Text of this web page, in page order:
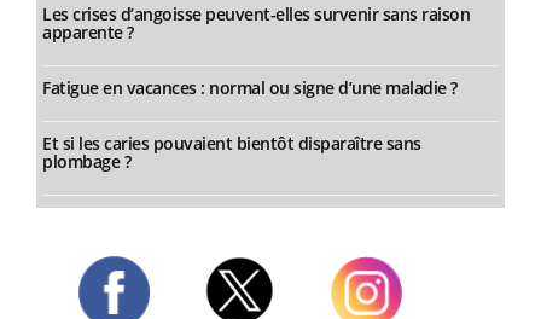
Les crises d’angoisse peuvent-elles survenir sans raison
apparente ?
Fatigue en vacances : normal ou signe d’une maladie ?
Et si les caries pouvaient bientôt disparaître sans
plombage ?